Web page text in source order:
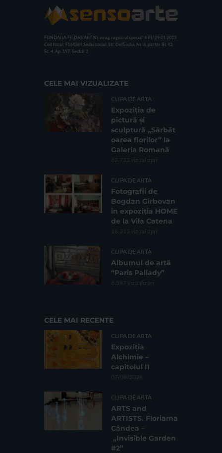
FUNDATIA FILDAS ART Nr inreg registrul special: 4 PJ/ 29.01.2013
Cod fiscal: 9164384 Sediu social: Str. Delfinului, Nr. 6, parter Bl. 42,
Sc. 4, Ap. 197, Sector 2
CELE MAI VIZUALIZATE
CLIPA DE ARTA
Expoziția de
pictură și
sculptură „Sărbăt
oarea florilor” la
Galeria Romană
62.732 vizualizari
CLIPA DE ARTA
Fotografii de
Bogdan Gîrbovan
în expoziția HOME
de la Vila Catena
16.212 vizualizari
CLIPA DE ARTA
Albumul de artă
“Paris Pallady”
6.597 vizualizari
CELE MAI RECENTE
CLIPA DE ARTA
Expoziția
Alchimie –
capitolul II
07/08/2026
CLIPA DE ARTA
ARTS and
ARTISTS. Floriama
Cândea –
„Invisible Garden
#2”